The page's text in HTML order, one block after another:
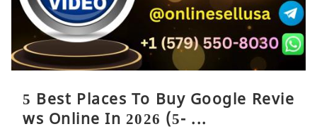
5 Best Places To Buy Google Revie
ws Online In 2026 (5- ...